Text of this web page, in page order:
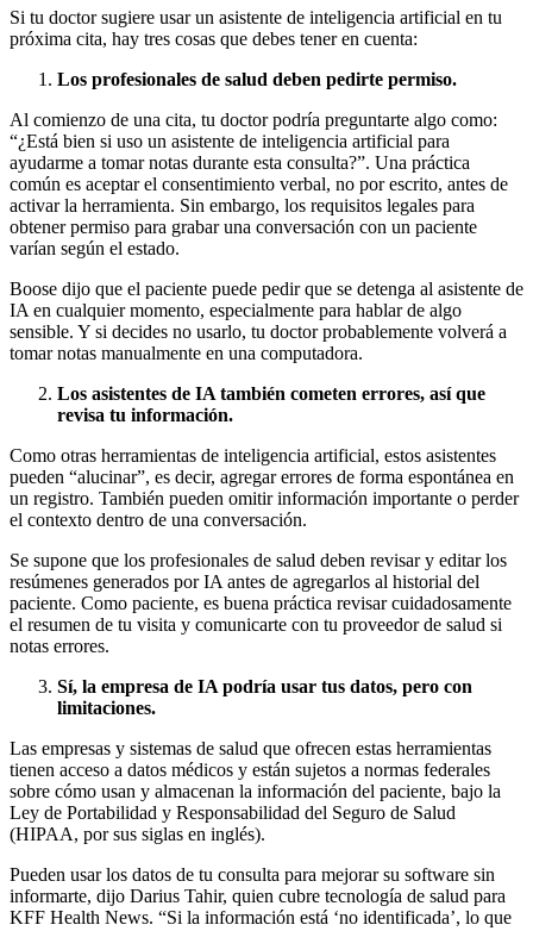
Si tu doctor sugiere usar un asistente de inteligencia artificial en tu
próxima cita, hay tres cosas que debes tener en cuenta:
Los profesionales de salud deben pedirte permiso.
Al comienzo de una cita, tu doctor podría preguntarte algo como:
“¿Está bien si uso un asistente de inteligencia artificial para
ayudarme a tomar notas durante esta consulta?”. Una práctica
común es aceptar el consentimiento verbal, no por escrito, antes de
activar la herramienta. Sin embargo, los requisitos legales para
obtener permiso para grabar una conversación con un paciente
varían según el estado.
Boose dijo que el paciente puede pedir que se detenga al asistente de
IA en cualquier momento, especialmente para hablar de algo
sensible. Y si decides no usarlo, tu doctor probablemente volverá a
tomar notas manualmente en una computadora.
Los asistentes de IA también cometen errores, así que
revisa tu información.
Como otras herramientas de inteligencia artificial, estos asistentes
pueden “alucinar”, es decir, agregar errores de forma espontánea en
un registro. También pueden omitir información importante o perder
el contexto dentro de una conversación.
Se supone que los profesionales de salud deben revisar y editar los
resúmenes generados por IA antes de agregarlos al historial del
paciente. Como paciente, es buena práctica revisar cuidadosamente
el resumen de tu visita y comunicarte con tu proveedor de salud si
notas errores.
Sí, la empresa de IA podría usar tus datos, pero con
limitaciones.
Las empresas y sistemas de salud que ofrecen estas herramientas
tienen acceso a datos médicos y están sujetos a normas federales
sobre cómo usan y almacenan la información del paciente, bajo la
Ley de Portabilidad y Responsabilidad del Seguro de Salud
(HIPAA, por sus siglas en inglés).
Pueden usar los datos de tu consulta para mejorar su software sin
informarte, dijo Darius Tahir, quien cubre tecnología de salud para
KFF Health News. “Si la información está ‘no identificada’, lo que